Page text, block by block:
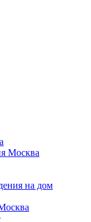
Москва
на дом